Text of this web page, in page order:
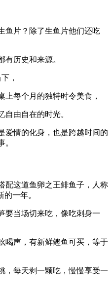
鱼片？除了生鱼片他们还吃
有历史和来源。
，
上每个月的独特时令美食，
自由自在的时光。
配这道鱼卵之王鲱鱼子，人称
一年。
要当场切来吃，像吃刺身一
喝声，有新鲜鲣鱼可买，等于
，每天剥一颗吃，慢慢享受一